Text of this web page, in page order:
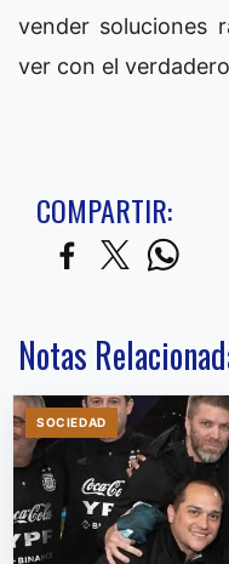
vender soluciones
ver con el
COMPARTIR:
Notas
SOCIEDAD